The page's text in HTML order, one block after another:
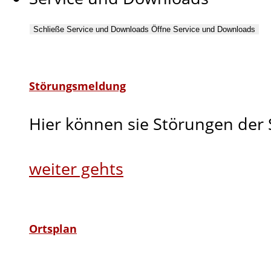
Schließe Service und Downloads Öffne Service und Downloads
Störungsmeldung
Hier können sie Störungen
weiter gehts
Ortsplan